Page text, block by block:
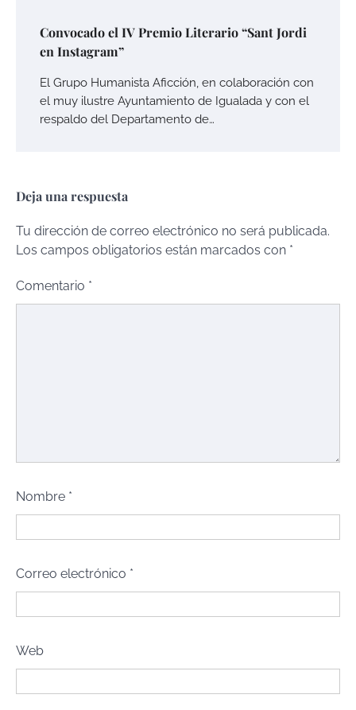
Convocado el IV Premio Literario “Sant Jordi
en Instagram”
El Grupo Humanista Aficción, en colaboración con
el muy ilustre Ayuntamiento de Igualada y con el
respaldo del Departamento de…
Deja una respuesta
Tu dirección de correo electrónico no será publicada.
Los campos obligatorios están marcados con *
Comentario *
Nombre *
Correo electrónico *
Web